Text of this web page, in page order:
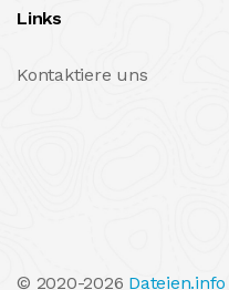
Links
Kontaktiere uns
© 2020-2026 Dateien.info